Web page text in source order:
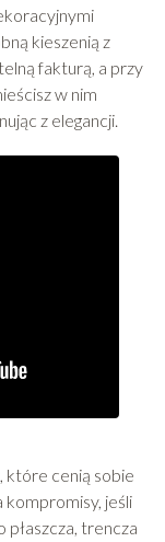
kieszenią z
fakturą, a przy
w nim
z elegancji.
które cenią sobie
kompromisy, jeśli
płaszcza, trencza